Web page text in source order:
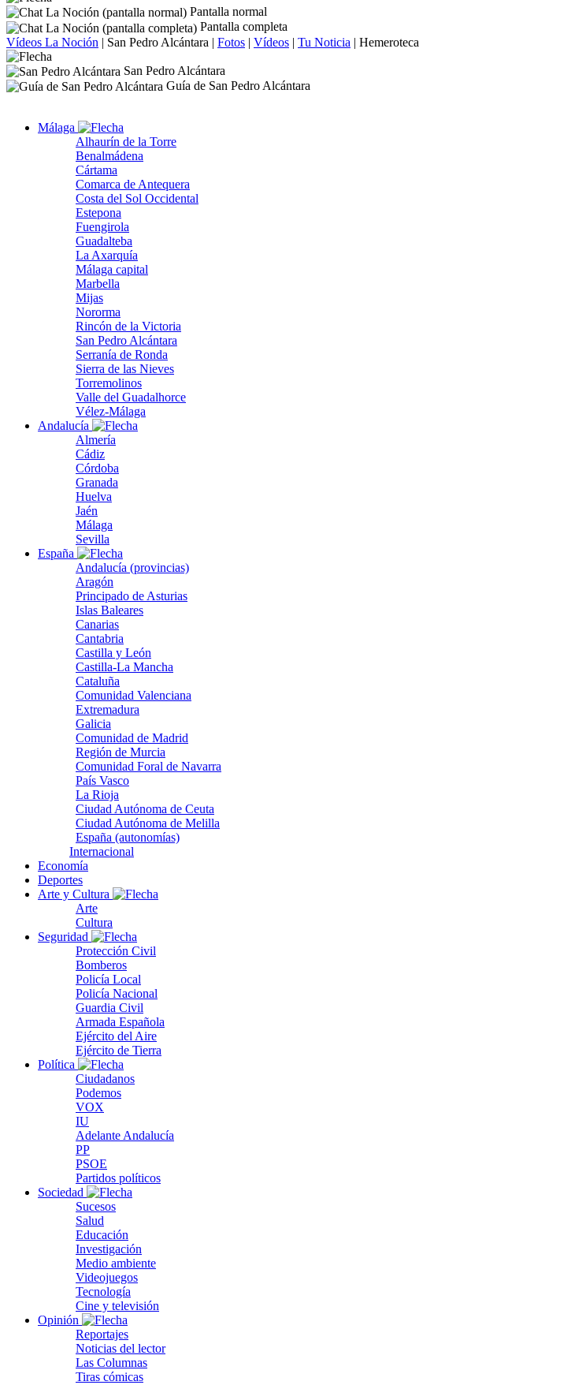
Pantalla normal
Pantalla completa
Vídeos La Noción | San Pedro Alcántara | Fotos | Vídeos | Tu Noticia | Hemeroteca
San Pedro Alcántara
Guía de San Pedro Alcántara
Málaga
Alhaurín de la Torre
Benalmádena
Cártama
Comarca de Antequera
Costa del Sol Occidental
Estepona
Fuengirola
Guadalteba
La Axarquía
Málaga capital
Marbella
Mijas
Nororma
Rincón de la Victoria
San Pedro Alcántara
Serranía de Ronda
Sierra de las Nieves
Torremolinos
Valle del Guadalhorce
Vélez-Málaga
Andalucía
Almería
Cádiz
Córdoba
Granada
Huelva
Jaén
Málaga
Sevilla
España
Andalucía (provincias)
Aragón
Principado de Asturias
Islas Baleares
Canarias
Cantabria
Castilla y León
Castilla-La Mancha
Cataluña
Comunidad Valenciana
Extremadura
Galicia
Comunidad de Madrid
Región de Murcia
Comunidad Foral de Navarra
País Vasco
La Rioja
Ciudad Autónoma de Ceuta
Ciudad Autónoma de Melilla
España (autonomías)
Internacional
Economía
Deportes
Arte y Cultura
Arte
Cultura
Seguridad
Protección Civil
Bomberos
Policía Local
Policía Nacional
Guardia Civil
Armada Española
Ejército del Aire
Ejército de Tierra
Política
Ciudadanos
Podemos
VOX
IU
Adelante Andalucía
PP
PSOE
Partidos políticos
Sociedad
Sucesos
Salud
Educación
Investigación
Medio ambiente
Videojuegos
Tecnología
Cine y televisión
Opinión
Reportajes
Noticias del lector
Las Columnas
Tiras cómicas